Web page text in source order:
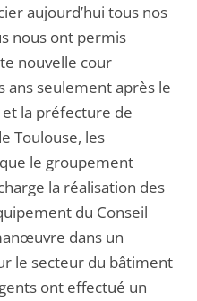
aujourd’hui tous nos
nous ont permis
nouvelle cour
ans seulement après le
et la préfecture de
Toulouse, les
le groupement
la réalisation des
du Conseil
dans un
le secteur du bâtiment
ont effectué un